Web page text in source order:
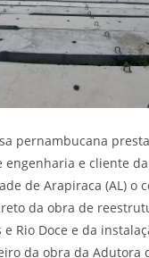
pernambucana
engenharia e cliente
de Arapiraca (AL) o
da obra de
Rio Doce e da
da obra da Adutora